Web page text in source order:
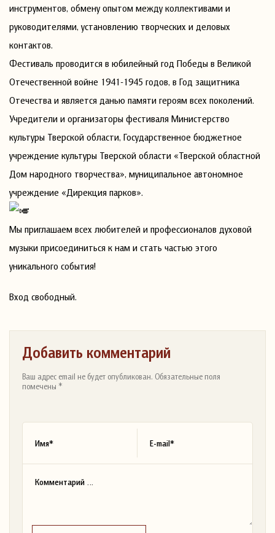
инструментов, обмену опытом между коллективами и
руководителями, установлению творческих и деловых
контактов.
Фестиваль проводится в юбилейный год Победы в Великой
Отечественной войне 1941-1945 годов, в Год защитника
Отечества и является данью памяти героям всех поколений.
Учредители и организаторы фестиваля Министерство
культуры Тверской области, Государственное бюджетное
учреждение культуры Тверской области «Тверской областной
Дом народного творчества», муниципальное автономное
учреждение «Дирекция парков».
Мы приглашаем всех любителей и профессионалов духовой
музыки присоединиться к нам и стать частью этого
уникального события!
Вход свободный.
Добавить комментарий
Ваш адрес email не будет опубликован. Обязательные поля
помечены *